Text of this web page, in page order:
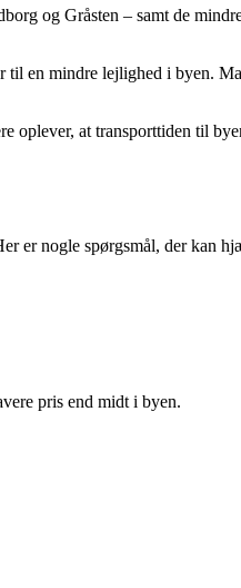
og Gråsten – samt de
en mindre lejlighed i byen.
oplever, at transporttiden til
er nogle spørgsmål, der kan
pris end midt i byen.